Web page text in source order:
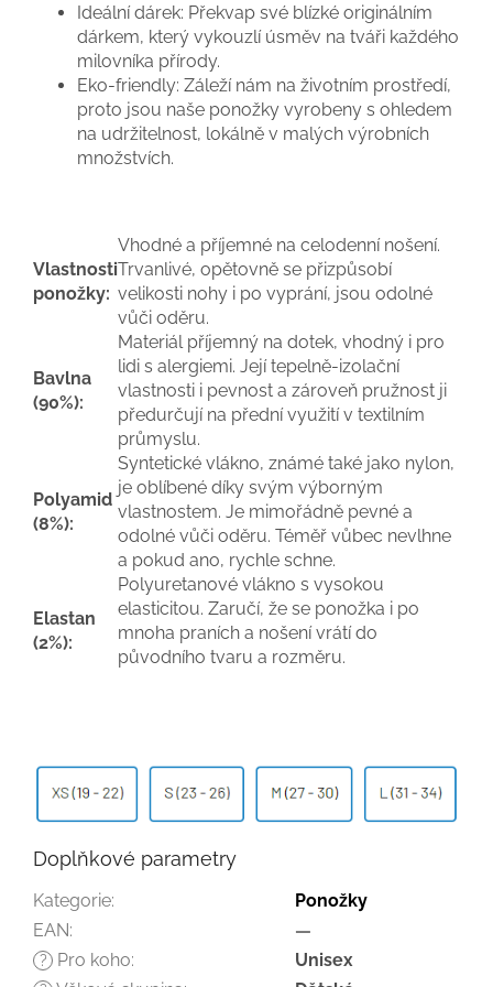
Ideální dárek: Překvap své blízké originálním
dárkem, který vykouzlí úsměv na tváři každého
milovníka přírody.
Eko-friendly: Záleží nám na životním prostředí,
proto jsou naše ponožky vyrobeny s ohledem
na udržitelnost, lokálně v malých výrobních
množstvích.
Vlastnosti
ponožky:
Vhodné a příjemné na celodenní nošení.
Trvanlivé, opětovně se přizpůsobí
velikosti nohy i po vyprání, jsou odolné
vůči oděru.
Bavlna
(90%):
Materiál příjemný na dotek, vhodný i pro
lidi s alergiemi. Její tepelně-izolační
vlastnosti i pevnost a zároveň pružnost ji
předurčují na přední využití v textilním
průmyslu.
Polyamid
(8%):
Syntetické vlákno, známé také jako nylon,
je oblíbené díky svým výborným
vlastnostem. Je mimořádně pevné a
odolné vůči oděru. Téměř vůbec nevlhne
a pokud ano, rychle schne.
Elastan
(2%):
Polyuretanové vlákno s vysokou
elasticitou. Zaručí, že se ponožka i po
mnoha praních a nošení vrátí do
původního tvaru a rozměru.
Doplňkové parametry
Kategorie:
Ponožky
EAN: —
? Pro koho: Unisex